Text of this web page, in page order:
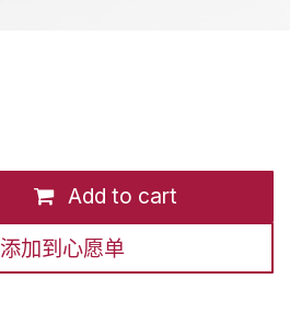
Add to cart
添加到心愿单